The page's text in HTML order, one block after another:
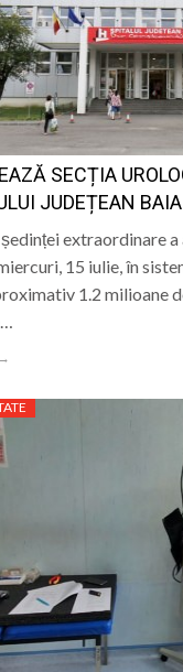
de carte
și
„Cântecele
SECȚIA
JUDEȚEAN
extraordinare
15 iulie, în
1.2 milioane